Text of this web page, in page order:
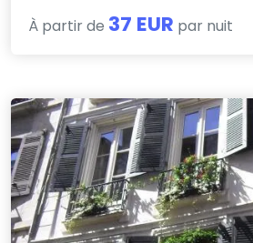
À partir de 37 EUR par nuit